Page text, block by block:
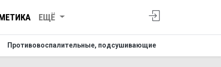
ЕЩЁ
Противовоспалительные, подсушивающие